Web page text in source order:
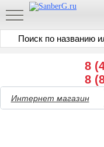
8
8
Интернет магазин